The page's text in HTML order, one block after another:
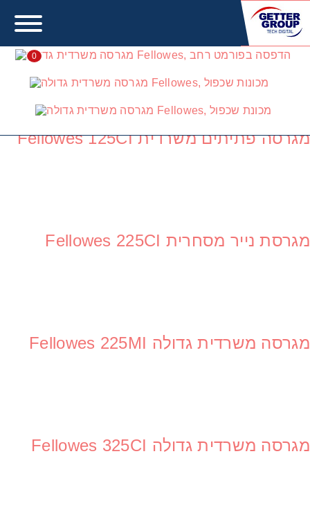
0
מגרסה פתיתים משרדית Fellowes 125CI
מגרסת נייר מסחרית Fellowes 225CI
מגרסה משרדית גדולה Fellowes 225MI
מגרסה משרדית גדולה Fellowes 325CI
מעונין לקבל הצעת מחיר או מידע עבור: